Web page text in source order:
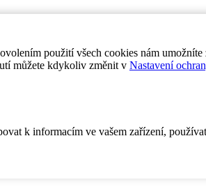
použití všech cookies nám
můžete kdykoliv změnit v Nastavení
k informacím ve vašem zařízení,